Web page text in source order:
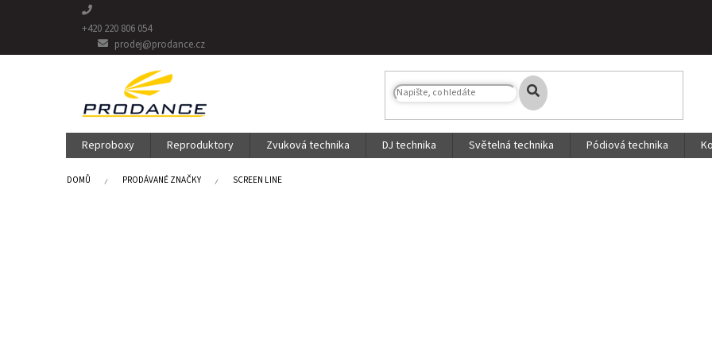
+420 220 806 054
prodej@prodance.cz
Reproboxy Reproduktory Zvuková technika DJ technika Světelná technika Pódiová technika
DOMŮ PRODÁVANÉ ZNAČKY SCREEN LINE